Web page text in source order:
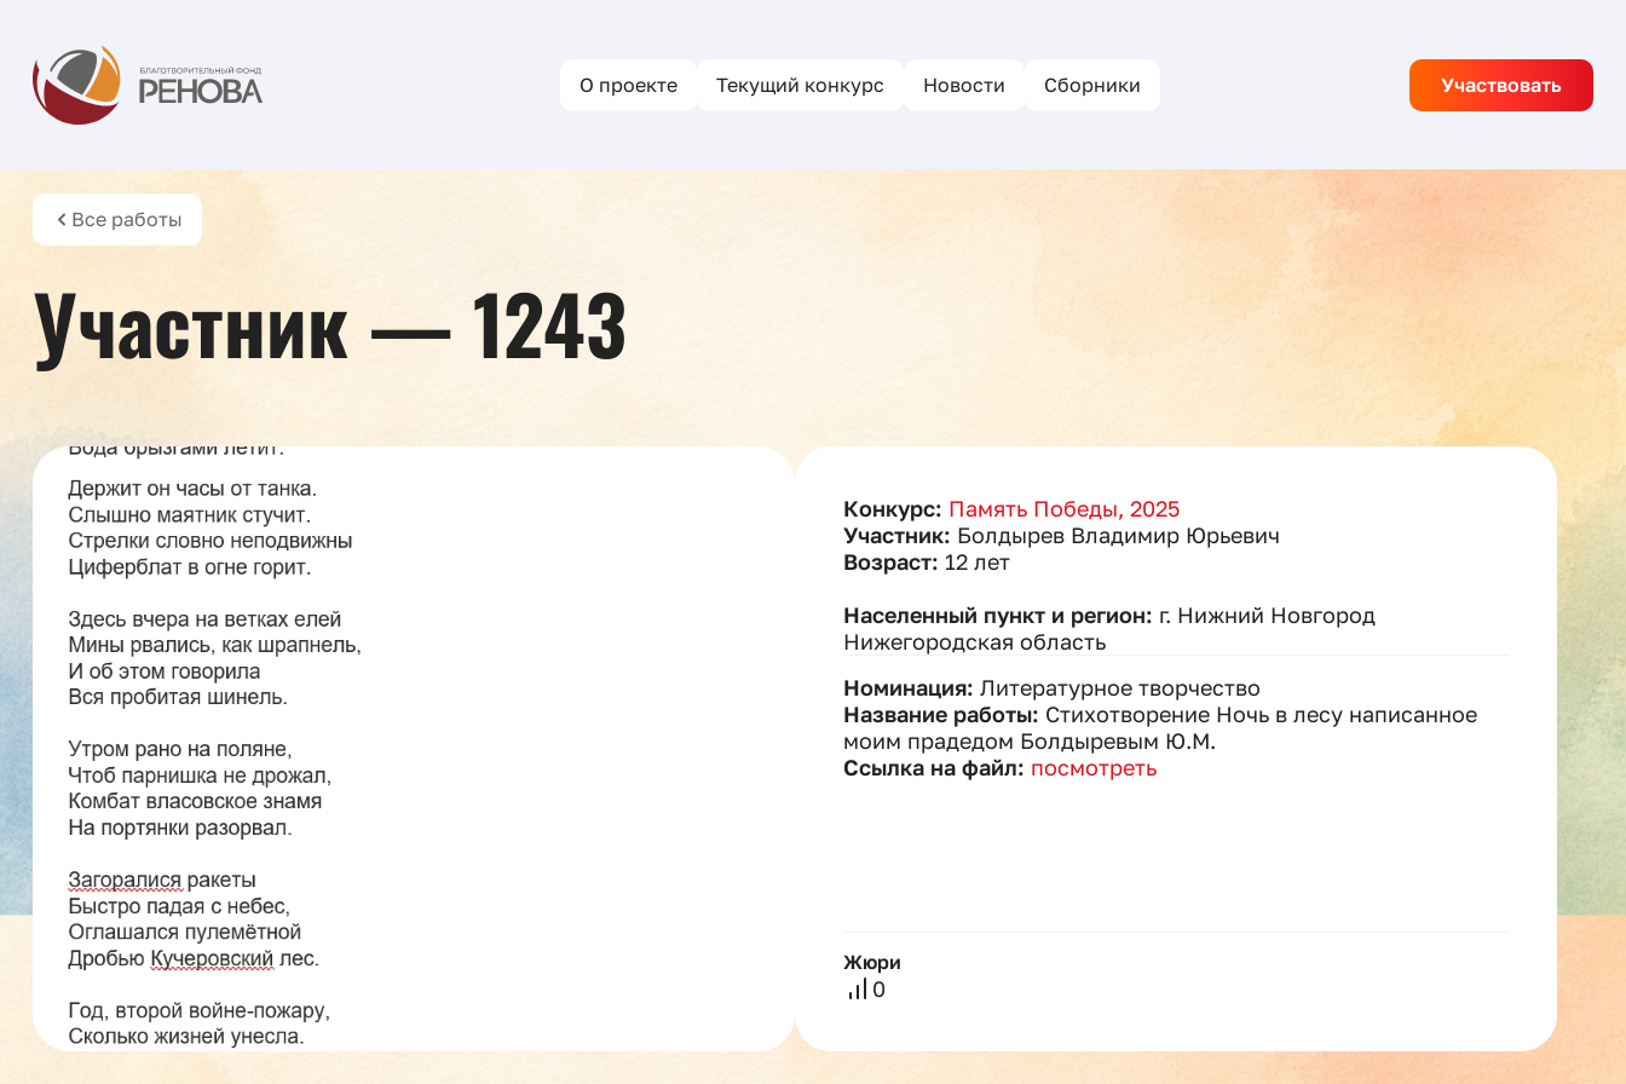
О проекте Текущий конкурс Новости Сборники Участвовать
Все работы
Участник — 1243
Конкурс: Память Победы, 2025
Участник: Болдырев Владимир Юрьевич
Возраст: 12 лет
Населенный пункт и регион: г. Нижний Новгород
Нижегородская область
Номинация: Литературное творчество
Название работы: Стихотворение Ночь в лесу написанное
моим прадедом Болдыревым Ю.М.
Ссылка на файл: посмотреть
Жюри
0